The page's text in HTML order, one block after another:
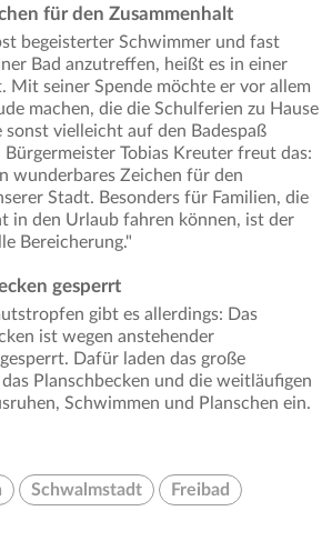
für den Zusammenhalt
begeisterter Schwimmer und fast
Bad anzutreffen, heißt es in einer
Mit seiner Spende möchte er vor allem
machen, die die Schulferien zu Hause
vielleicht auf den Badespaß
Tobias Kreuter freut das:
wunderbares Zeichen für den
Stadt. Besonders für Familien, die
in den Urlaub fahren können, ist der
Bereicherung."
gesperrt
gibt es allerdings: Das
ist wegen anstehender
Dafür laden das große
Planschbecken und die weitläufigen
Schwimmen und Planschen ein.
Schwalmstadt Freibad